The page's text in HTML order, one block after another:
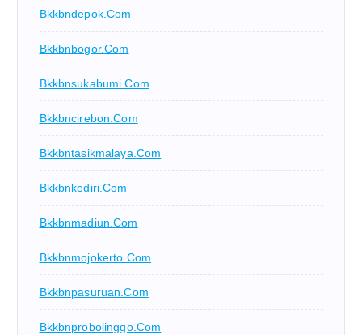
Bkkbndepok.com
Bkkbnbogor.com
Bkkbnsukabumi.com
Bkkbncirebon.com
Bkkbntasikmalaya.com
Bkkbnkediri.com
Bkkbnmadiun.com
Bkkbnmojokerto.com
Bkkbnpasuruan.com
Bkkbnprobolinggo.com